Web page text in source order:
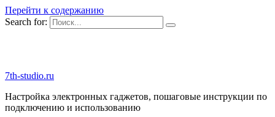
Перейти к содержанию
Search for:
7th-studio.ru
Настройка электронных гаджетов, пошаговые инструкции по
подключению и использованию